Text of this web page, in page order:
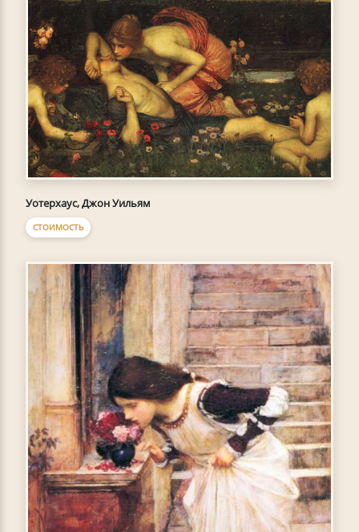
Уотерхаус, Джон Уильям
СТОИМОСТЬ